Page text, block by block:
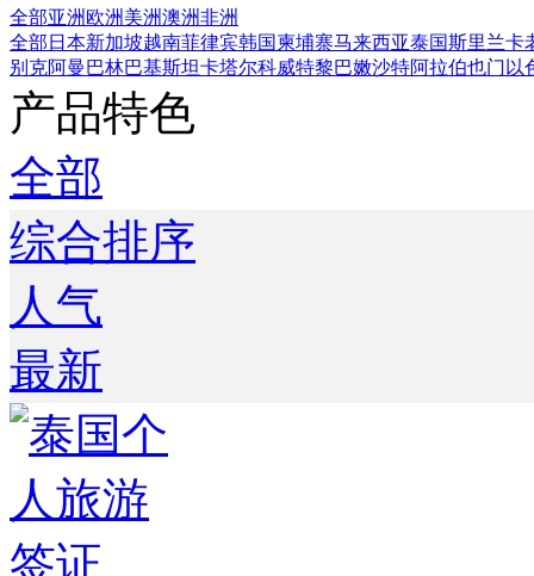
全部亚洲 欧洲 美洲澳洲非洲
全部 日本新加坡越南菲律宾韩国柬埔寨马来西亚泰国斯里兰卡
别克阿曼 巴林巴基斯坦卡塔尔科威特黎巴嫩沙特阿拉伯也门 以
产品特色
全部
综合排序
人气
最新